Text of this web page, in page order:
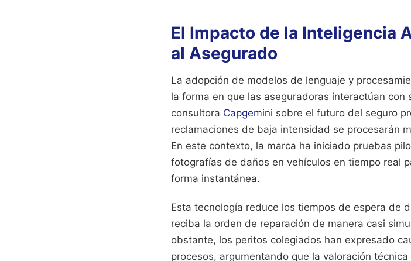
El Impacto de la Inteligencia
al Asegurado
La adopción de modelos de lenguaje y
la forma en que las aseguradoras interactúan
consultora Capgemini sobre el futuro del seguro
reclamaciones de baja intensidad se procesarán
En este contexto, la marca ha iniciado pruebas
fotografías de daños en vehículos en tiempo real
forma instantánea.
Esta tecnología reduce los tiempos de espera de
reciba la orden de reparación de manera casi
obstante, los peritos colegiados han expresado
procesos, argumentando que la valoración